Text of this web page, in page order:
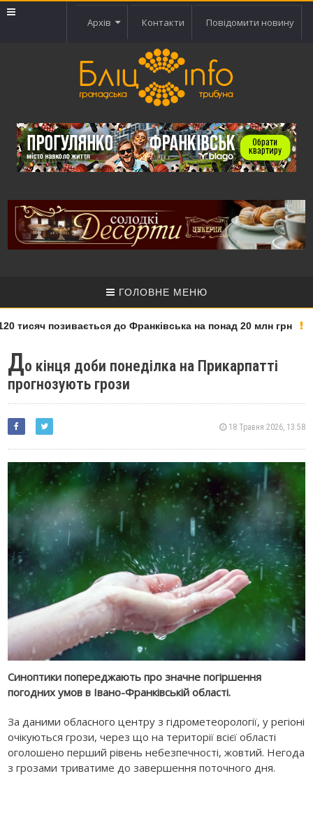
Архів Контакти Повідомити новину
ГОЛОВНЕ МЕНЮ
позивається до Франківська на понад 20 млн грн
До кінця доби понеділка на Прикарпатті
прогнозують грози
18 Травня 2026, 13:58
Синоптики попереджають про значне погіршення
погодних умов в Івано-Франківській області.
За даними обласного центру з гідрометеорології, у регіоні
очікуються грози, через що на території всієї області
оголошено перший рівень небезпечності, жовтий. Негода
з грозами триватиме до завершення поточного дня.